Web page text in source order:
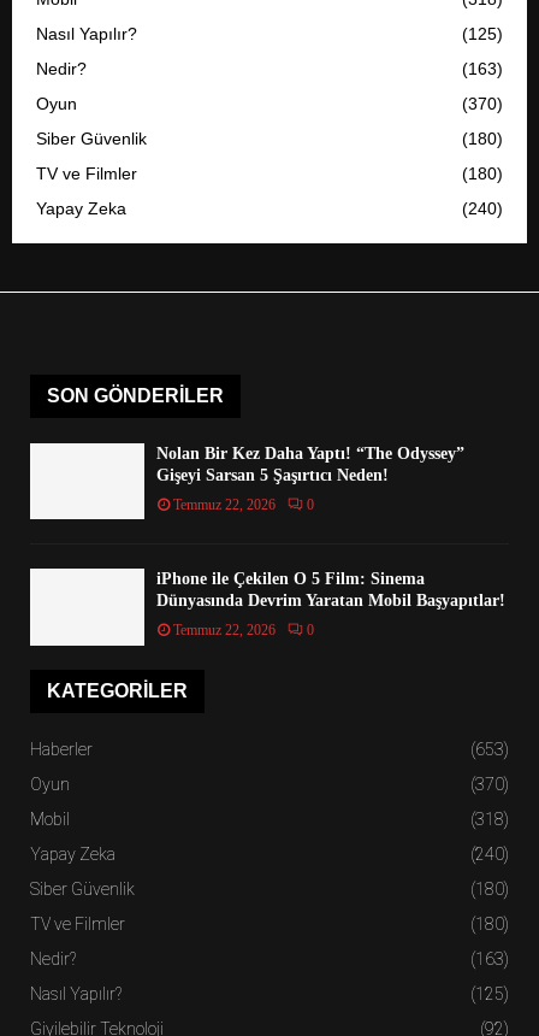
Nasıl Yapılır?
(125)
Nedir?
(163)
Oyun
(370)
Siber Güvenlik
(180)
TV ve Filmler
(180)
Yapay Zeka
(240)
SON GÖNDERILER
Nolan Bir Kez Daha Yaptı! “The Odyssey”
Gişeyi Sarsan 5 Şaşırtıcı Neden!
Temmuz 22, 2026 0
iPhone ile Çekilen O 5 Film: Sinema
Dünyasında Devrim Yaratan Mobil Başyapıtlar!
Temmuz 22, 2026 0
KATEGORILER
Haberler
(653)
Oyun
(370)
Mobil
(318)
Yapay Zeka
(240)
Siber Güvenlik
(180)
TV ve Filmler
(180)
Nedir?
(163)
Nasıl Yapılır?
(125)
Giyilebilir Teknoloji
(92)